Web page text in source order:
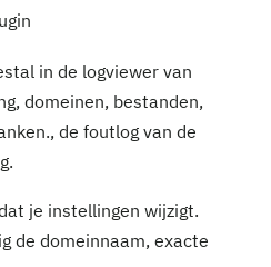
in de logviewer van
domeinen, bestanden,
de foutlog van de
je instellingen wijzigt.
de domeinnaam, exacte